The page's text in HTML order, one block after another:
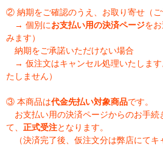
② 納期をご確認のうえ、お取り寄せ（
→ 個別にお支払い用の決済ページを
みます）
納期をご承諾いただけない場合
→ 仮注文はキャンセル処理いたします
たしません）
③ 本商品は代金先払い対象商品です。
お支払い用の決済ページからのお手続
て、 正式受注となります。
（決済完了後、仮注文分は弊店にてキ